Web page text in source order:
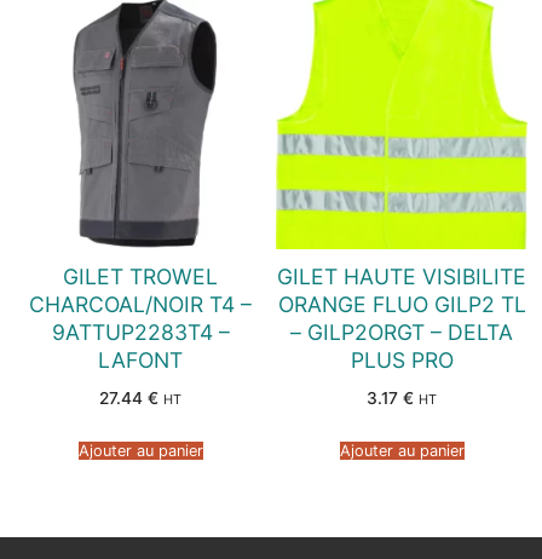
GILET TROWEL
CHARCOAL/NOIR T4 –
9ATTUP2283T4 –
LAFONT
27.44 € HT
Ajouter au panier
GILET HAUTE VISIBILITE
ORANGE FLUO GILP2 TL
– GILP2ORGT – DELTA
PLUS PRO
3.17 € HT
Ajouter au panier